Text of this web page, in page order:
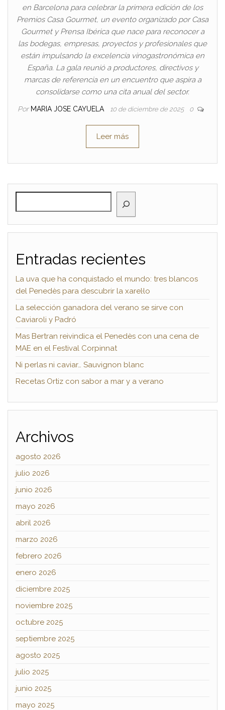
en Barcelona para celebrar la primera edición de los
Premios Casa Gourmet, un evento organizado por Casa
Gourmet y Prensa Ibérica que nace para reconocer a
las bodegas, empresas, proyectos y profesionales que
están impulsando la excelencia vinogastronómica en
España. La gala reunió a productores, directivos y
marcas de referencia en un encuentro que aspira a
consolidarse como una cita anual del sector.
Por MARIA JOSE CAYUELA 10 de diciembre de 2025 0
Leer más
Entradas recientes
La uva que ha conquistado el mundo: tres blancos
del Penedès para descubrir la xarel·lo
La selección ganadora del verano se sirve con
Caviaroli y Padró
Mas Bertran reivindica el Penedès con una cena de
MAE en el Festival Corpinnat
Ni perlas ni caviar… Sauvignon blanc
Recetas Ortiz con sabor a mar y a verano
Archivos
agosto 2026
julio 2026
junio 2026
mayo 2026
abril 2026
marzo 2026
febrero 2026
enero 2026
diciembre 2025
noviembre 2025
octubre 2025
septiembre 2025
agosto 2025
julio 2025
junio 2025
mayo 2025